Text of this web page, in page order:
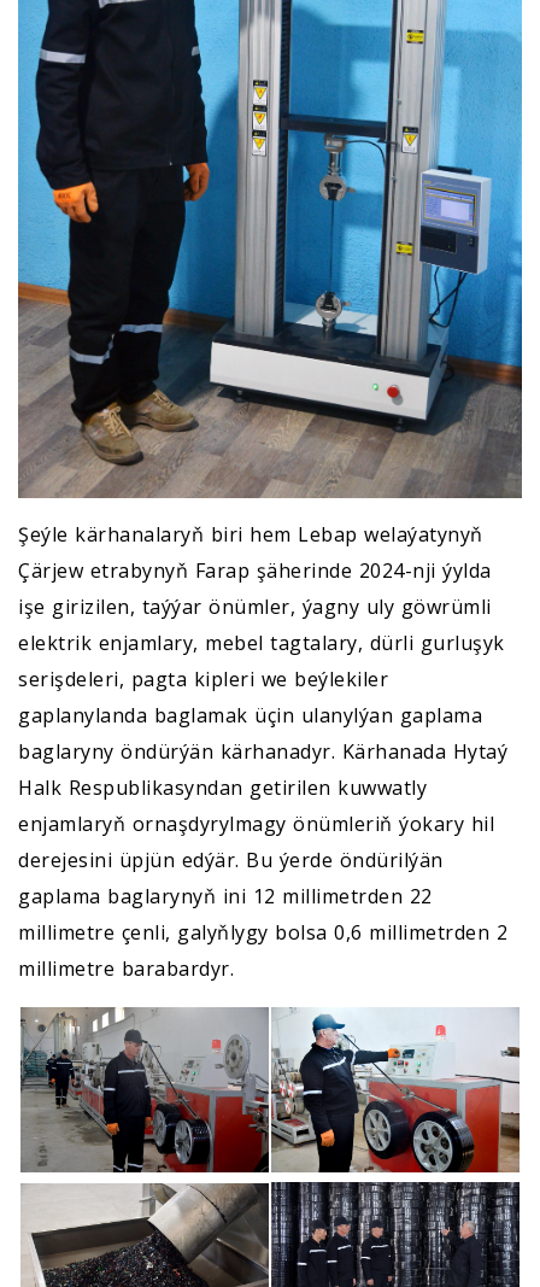
Şeýle kärhanalaryň biri hem Lebap welaýatynyň
Çärjew etrabynyň Farap şäherinde 2024-nji ýylda
işe girizilen, taýýar önümler, ýagny uly göwrümli
elektrik enjamlary, mebel tagtalary, dürli gurluşyk
serişdeleri, pagta kipleri we beýlekiler
gaplanylanda baglamak üçin ulanylýan gaplama
baglaryny öndürýän kärhanadyr. Kärhanada Hytaý
Halk Respublikasyndan getirilen kuwwatly
enjamlaryň ornaşdyrylmagy önümleriň ýokary hil
derejesini üpjün edýär. Bu ýerde öndürilýän
gaplama baglarynyň ini 12 millimetrden 22
millimetre çenli, galyňlygy bolsa 0,6 millimetrden 2
millimetre barabardyr.